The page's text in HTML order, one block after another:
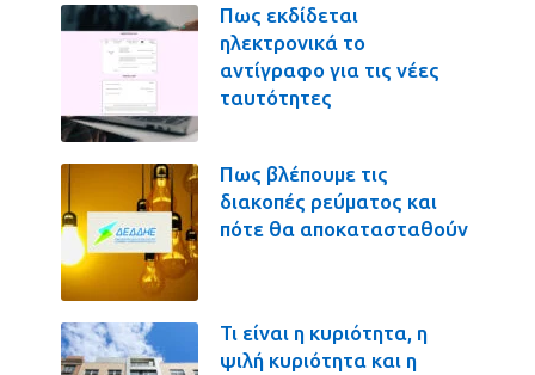
Πως εκδίδεται
ηλεκτρονικά το
αντίγραφο για τις νέες
ταυτότητες
Πως βλέπουμε τις
διακοπές ρεύματος και
πότε θα αποκατασταθούν
Τι είναι η κυριότητα, η
ψιλή κυριότητα και η